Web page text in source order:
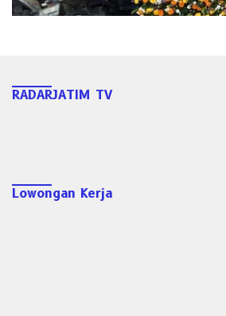
RADARJATIM TV
Lowongan Kerja